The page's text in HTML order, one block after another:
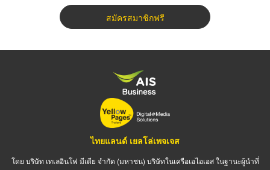
สมัครสมาชิกฟรี
ไทยแลนด์ เยลโล่เพจเจส
โดย บริษัท เทเลอินโฟ มีเดีย จำกัด (มหาชน) บริษัทในเครือเอไอเอส ในฐานะผู้นำที่